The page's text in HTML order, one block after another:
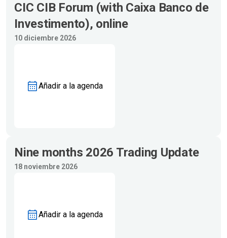
CIC CIB Forum (with Caixa Banco de
Investimento), online
10 diciembre 2026
Añadir a la agenda
Nine months 2026 Trading Update
18 noviembre 2026
Añadir a la agenda